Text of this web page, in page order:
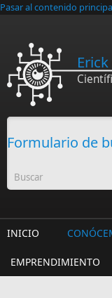
Pasar al contenido
Formulario de
INICIO
EMPRENDIMIENTO